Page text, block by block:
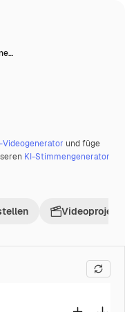
Videogenerator und füge
KI-Stimmengenerator
Videoprojekt